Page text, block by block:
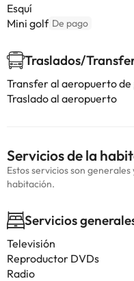
Esquí
Mini golf De pago
Traslados/
Transfer al aeropuerto de
Traslado al aeropuerto
Servicios de la
Estos servicios son
habitación.
Servicios
Televisión
Reproductor DVDs
Radio